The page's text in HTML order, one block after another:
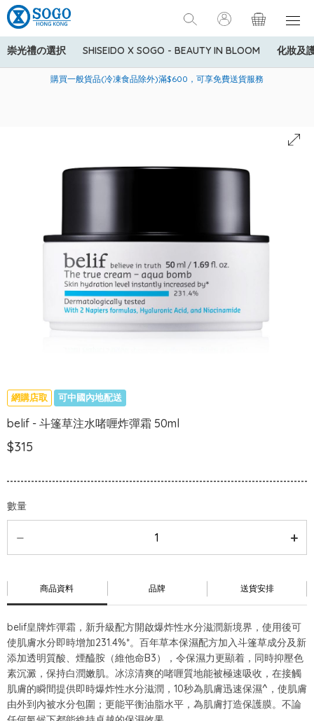
崇光禮の選択 SHISEIDO X SOGO - BEAUTY IN BLOOM 化妝及
美國運通Explorer®信用卡會員購物禮遇：高達5%簽賬回贈！
購買一般貨品(冷凍食品除外)滿$600，可享免費送貨服務
寄送中國內地服務只適用於指定商品，若訂單金額少於HK$600(折
網購店取 可中國內地配送
belif - 斗篷草注水啫喱炸彈霜 50ml
$315
數量
商品資料 品牌 送貨安排
belif皇牌炸彈霜，新升級配方開啟爆炸性水分滋潤新境界，使用後可
使肌膚水分即時增加231.4%*。百年草本保濕配方加入斗篷草成分及新
添加透明質酸、煙醯胺（維他命B3），令保濕力更顯着，同時抑壓色
素沉澱，保持白潤嫩肌。冰涼清爽的啫喱質地能被極速吸收，在接觸
肌膚的瞬間提供即時爆炸性水分滋潤，10秒為肌膚迅速保濕^，使肌膚
由外到內被水分包圍；更能平衡油脂水平，為肌膚打造保護膜。不論